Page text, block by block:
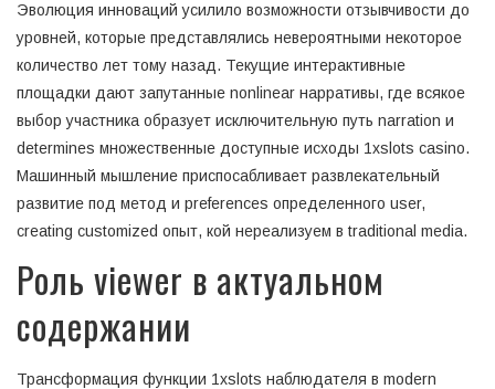
Эволюция инноваций усилило возможности отзывчивости до
уровней, которые представлялись невероятными некоторое
количество лет тому назад. Текущие интерактивные
площадки дают запутанные nonlinear нарративы, где всякое
выбор участника образует исключительную путь narration и
determines множественные доступные исходы 1xslots casino.
Машинный мышление приспосабливает развлекательный
развитие под метод и preferences определенного user,
creating customized опыт, кой нереализуем в traditional media.
Роль viewer в актуальном
содержании
Трансформация функции 1xslots наблюдателя в modern